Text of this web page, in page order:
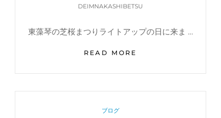
DEIMNAKASHIBETSU
東藻琴の芝桜まつりライトアップの日に来ま …
READ MORE
ン
に
CATEGORIES
ブログ